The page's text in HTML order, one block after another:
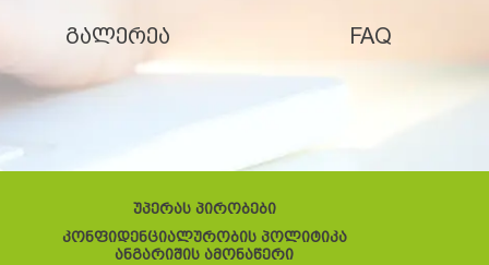
გალერეა FAQ
უპერას პირობები
კონფიდენციალურობის პოლიტიკა
ანგარიშის ამონაწერი